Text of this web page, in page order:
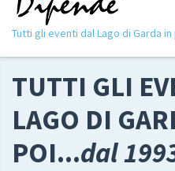
Tutti gli eventi dal Lago di Garda in
TUTTI GLI
LAGO DI
POI...dal